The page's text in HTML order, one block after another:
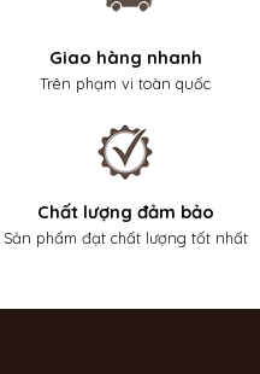
Giao hàng nhanh
Trên phạm vi toàn quốc
Chất lượng đảm bảo
Sản phẩm đạt chất lượng tốt nhất